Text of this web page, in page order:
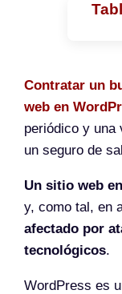
Contratar un
web en
periódico y una
un seguro de
Un sitio web
y, como tal, en
afectado por
tecnológicos.
WordPress es